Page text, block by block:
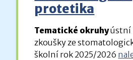
protetika
Tematické okruhy
zkoušky ze
školní rok 2025/2026